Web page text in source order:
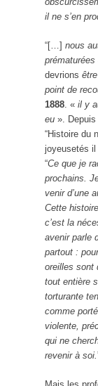
il ne s’en
“[…] nous
devrions
point de
1888 . « il y
eu ». Depuis
“Histoire du
joyeusetés il
“Ce que je
prochains.
venir d’une
Cette
c’est la
avenir parle
partout :
oreilles sont
tout entière
torturante
comme
violente,
qui ne
revenir à soi.